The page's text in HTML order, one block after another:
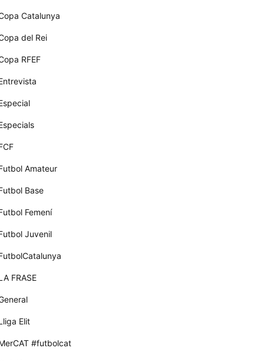
Catalunya
del Rei
RFEF
Amateur
Base
Femení
Juvenil
FRASE
Elit
#futbolcat